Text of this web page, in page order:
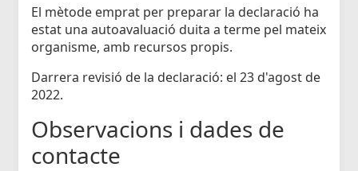
El mètode emprat per preparar la declaració ha
estat una autoavaluació duita a terme pel mateix
organisme, amb recursos propis.
Darrera revisió de la declaració: el 23 d'agost de
2022.
Observacions i dades de
contacte